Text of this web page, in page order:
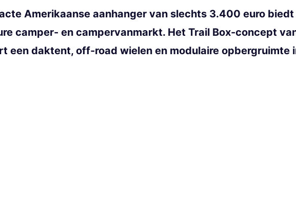
Amerikaanse aanhanger van slechts 3.400 euro
camper- en campervanmarkt. Het Trail Box-concept
een daktent, off-road wielen en modulaire opbergruimte